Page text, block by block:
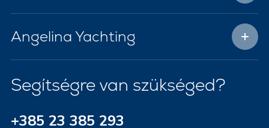
Angelina Yachting
Segítségre van szükséged?
+385 23 385 293